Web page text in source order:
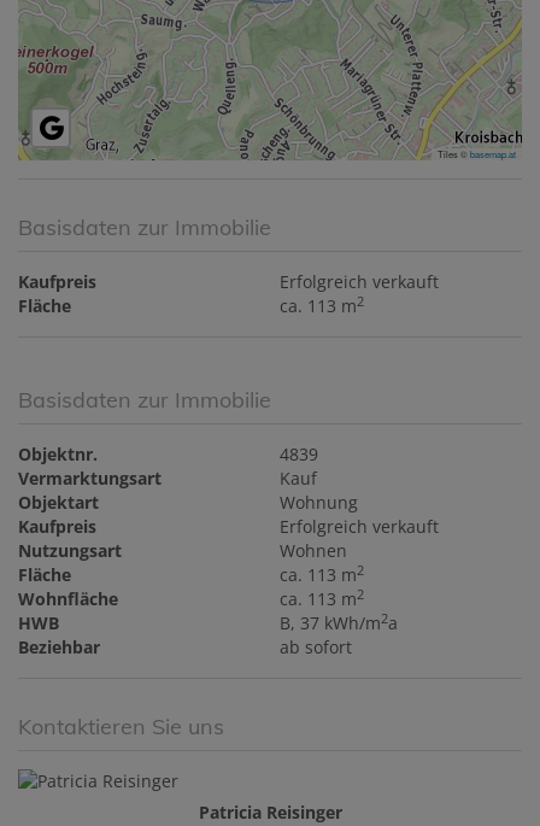
Tiles ©basemap.at
Basisdaten zur Immobilie
Kaufpreis
Erfolgreich verkauft
Fläche
ca. 113 m2
Basisdaten zur Immobilie
Objektnr.
4839
Vermarktungsart
Kauf
Objektart
Wohnung
Kaufpreis
Erfolgreich verkauft
Nutzungsart
Wohnen
Fläche
ca. 113 m2
Wohnfläche ca. 113 m2
HWB B, 37 kWh/m2a
Beziehbar
ab sofort
Kontaktieren Sie uns
Patricia Reisinger